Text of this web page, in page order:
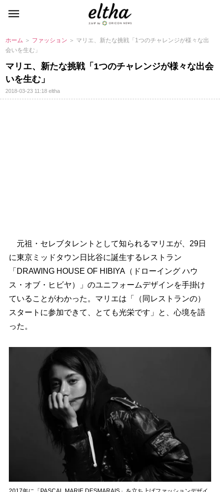
ホーム ＞ ファッション ＞ マリエ、新たな挑戦「1つのチャレンジが様々な出
会いを生む」
マリエ、新たな挑戦「1つのチャレンジが様々な出会
いを生む」
2018-03-23 11:18eltha
元祖・セレブタレントとして知られるマリエが、29日
に東京ミッドタウン日比谷に誕生するレストラン
「DRAWING HOUSE OF HIBIYA（ドローイング ハウ
ス・オブ・ヒビヤ）」のユニフォームデザインを手掛け
ていることがわかった。マリエは「（同レストランの）
スタートに参加できて、とても光栄です」と、心境を語
った。